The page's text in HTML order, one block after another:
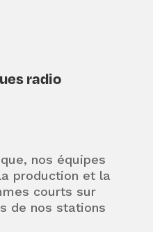
radio
nos équipes
production et la
courts sur
de nos stations